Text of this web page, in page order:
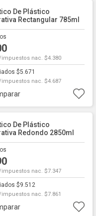
De Plástico
Rectangular 785ml
nac. $4.380
$5.671
nac. $4.687
De Plástico
Redondo 2850ml
nac. $7.347
$9.512
nac. $7.861